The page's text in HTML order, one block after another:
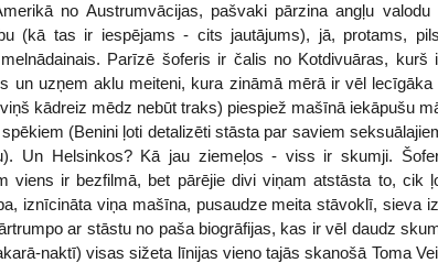
no Austrumvācijas, pašvaki pārzina angļu
(kā tas ir iespējams - cits jautājums), jā, protams,
Parīzē šoferis ir čalis no Kotdivuāras,
un uzņem aklu meiteni, kura zināmā mērā ir vēl
kādreiz mēdz nebūt traks) piespiež mašīnā iekāpušu
(Benini ļoti detalizēti stāsta par saviem
Un Helsinkos? Kā jau ziemeļos - viss ir skumji.
viens ir bezfilmā, bet pārējie divi viņam atstāsta to, cik
iznīcināta viņa mašīna, pusaudze meita stāvoklī, sieva
ar stāstu no paša biogrāfijas, kas ir vēl daudz
naktī) visas sižeta līnijas vieno tajās skanošā Toma